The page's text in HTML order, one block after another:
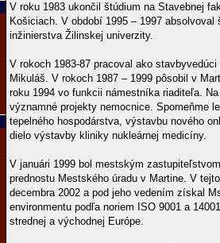
V roku 1983 ukončil štúdium na Stavebnej
Košiciach. V období 1995 – 1997 absolvoval
inžinierstva Žilinskej univerzity.
V rokoch 1983-87 pracoval ako
Mikuláš. V rokoch 1987 – 1999 pôsobil v
roku 1994 vo funkcii námestníka riaditeľa.
významné projekty nemocnice. Spomeňme
tepelného hospodárstva, výstavbu nového
dielo výstavby kliniky nukleárnej medicíny.
V januári 1999 bol mestským
prednostu Mestského úradu v Martine. V
decembra 2002 a pod jeho vedením získal
environmentu podľa noriem ISO 9001 a
strednej a východnej Európe.